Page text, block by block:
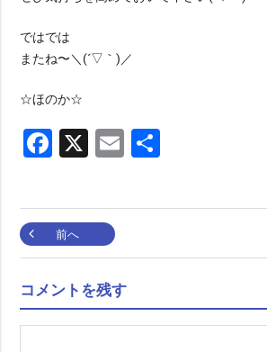
ではでは
またね〜＼(´▽｀)／
☆ほのか☆
Facebook
X Email
投
稿
ナ
前へ
コメントを残す